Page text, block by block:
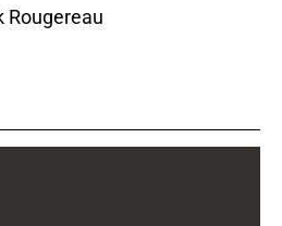
Rougereau